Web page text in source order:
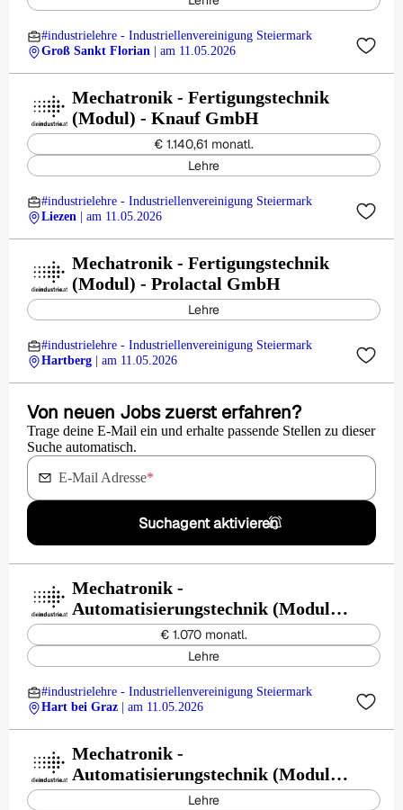
#industrielehre - Industriellenvereinigung Steiermark
Groß Sankt Florian
| am 11.05.2026
Mechatronik - Fertigungstechnik
(Modul) - Knauf GmbH
€ 1.140,61 monatl.
Lehre
#industrielehre - Industriellenvereinigung Steiermark
Liezen
| am 11.05.2026
Mechatronik - Fertigungstechnik
(Modul) - Prolactal GmbH
Lehre
#industrielehre - Industriellenvereinigung Steiermark
Hartberg
| am 11.05.2026
Von neuen Jobs zuerst erfahren?
Trage deine E-Mail ein und erhalte passende Stellen zu dieser
Suche automatisch.
E-Mail Adresse*
Suchagent aktivieren
Mechatronik -
Automatisierungstechnik (Modul) -
KNAPP AG€ 1.070 monatl.
Lehre
#industrielehre - Industriellenvereinigung Steiermark
Hart bei Graz
| am 11.05.2026
Mechatronik -
Automatisierungstechnik (Modul) -
Prolactal GmbHLehre